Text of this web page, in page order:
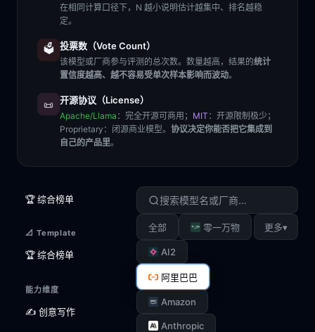
在相同计算口径下，N 越小说明估计越集中、排名越稳
定。
🗳️ 投票数（Vote Count）
该模型或厂商参与评测的总次数。数量越高，结果的统计
置信度越高、越不容易受单次样本影响而波动。
📜 开源协议（License）
Apache/Llama ：完全开源可商用； MIT ：开源限制极少；
Proprietary ：闭源商业模型。 协议决定你能否把它集成到
自己的产品里。
🏆 综合榜单
📐 Template
🏆 综合榜单
能力维度
✍️ 创意写作
全部 零一万物
AI2
阿里巴巴
Amazon
Anthropic
更多▾